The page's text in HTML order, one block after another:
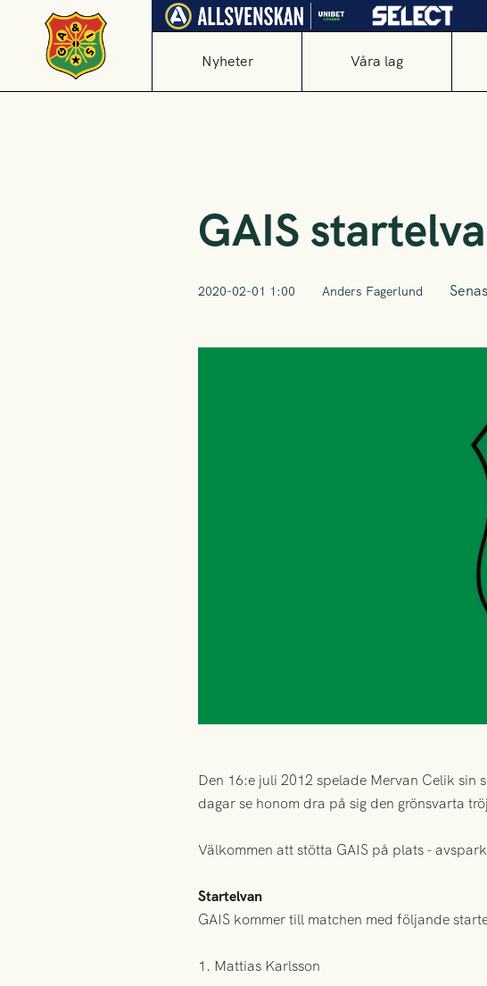
Nyheter Våra lag
GAIS
2020-02-01 1:00 Anders Fagerlund
Den 16:e juli 2012 spelade Mervan Celik sin
dagar se honom dra på sig den grönsvarta
Välkommen att stötta GAIS på plats -
Startelvan
GAIS kommer till matchen med följande
1. Mattias Karlsson